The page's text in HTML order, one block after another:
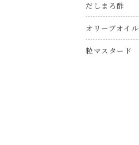
だしまろ酢
オリーブオイル
粒マスタード